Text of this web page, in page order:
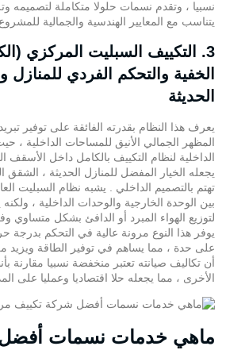
نسبيا ، وتقدم نسمات حلولا متكاملة لتصميمه
يتناسب مع المعايير الهندسية والجمالية للمشروع
3. التكييف السبليت المركزي
الخفية والتحكم الفردي
الحديثة
يعرف هذا النظام بقدرته الفائقة على توفير
المظهر الجمالي الأنيق للمساحات الداخلية ،
الداخلية لنظام التكييف بالكامل داخل الأسقف
يجعله الخيار المفضل للمنازل الحديثة ، الشقق
تهتم بالتصميم الداخلي . يشبه نظام السبليت
بين الوحدة الخارجية والوحدات الداخلية ،
لتوزيع الهواء المبرد أو الدافئ بشكل متساوي
يوفر هذا النوع مرونة عالية في التحكم بدرجة
على حدة ، مما يساهم في توفير الطاقة ويزيد
أن تكاليف صيانته تعتبر منخفضة نسبيا مقارنة
الأخرى ، مما يجعله حلا اقتصاديا وعمليا على
ماهي خدمات نسمات